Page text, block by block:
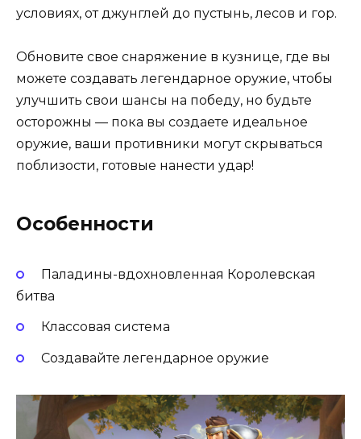
условиях, от джунглей до пустынь, лесов и гор.
Обновите свое снаряжение в кузнице, где вы
можете создавать легендарное оружие, чтобы
улучшить свои шансы на победу, но будьте
осторожны — пока вы создаете идеальное
оружие, ваши противники могут скрываться
поблизости, готовые нанести удар!
Особенности
Паладины-вдохновленная Королевская
битва
Классовая система
Создавайте легендарное оружие